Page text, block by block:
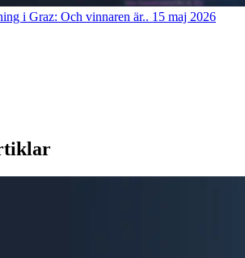
i Graz: Och vinnaren är.. 15 maj 2026